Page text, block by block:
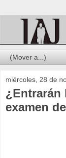
miércoles, 28 de
¿Entrarán
examen